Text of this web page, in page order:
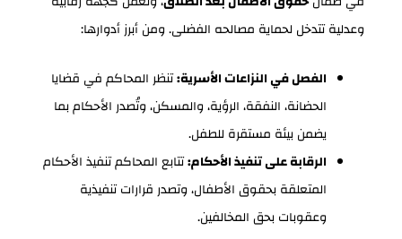
وعدلية تتدخل لحماية مصالحه الفضلى. ومن أبرز أدوارها:
الفصل في النزاعات الأسرية:تنظر المحاكم في قضايا
الحضانة، النفقة، الرؤية، والمسكن، وتُصدر الأحكام بما
يضمن بيئة مستقرة للطفل.
الرقابة على تنفيذ الأحكام:تتابع المحاكم تنفيذ الأحكام
المتعلقة بحقوق الأطفال، وتصدر قرارات تنفيذية
وعقوبات بحق المخالفين.